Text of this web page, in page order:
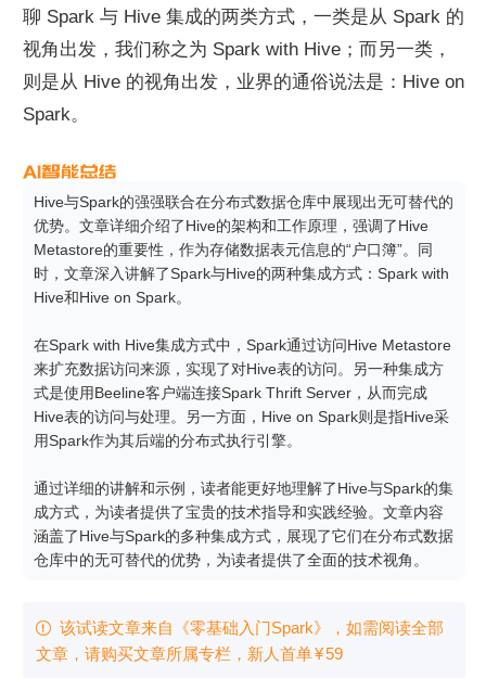
聊 Spark 与 Hive 集成的两类方式，一类是从 Spark 的
视角出发，我们称之为 Spark with Hive；而另一类，
则是从 Hive 的视角出发，业界的通俗说法是：Hive on
Spark。
Hive与Spark的强强联合在分布式数据仓库中展现出无可替代的
优势。文章详细介绍了Hive的架构和工作原理，强调了Hive
Metastore的重要性，作为存储数据表元信息的“户口簿”。同
时，文章深入讲解了Spark与Hive的两种集成方式：Spark with
Hive和Hive on Spark。
在Spark with Hive集成方式中，Spark通过访问Hive Metastore
来扩充数据访问来源，实现了对Hive表的访问。另一种集成方
式是使用Beeline客户端连接Spark Thrift Server，从而完成
Hive表的访问与处理。另一方面，Hive on Spark则是指Hive采
用Spark作为其后端的分布式执行引擎。
通过详细的讲解和示例，读者能更好地理解了Hive与Spark的集
成方式，为读者提供了宝贵的技术指导和实践经验。文章内容
涵盖了Hive与Spark的多种集成方式，展现了它们在分布式数据
仓库中的无可替代的优势，为读者提供了全面的技术视角。
 该试读文章来自《零基础入门Spark》，如需阅读全部
文章，请购买文章所属专栏 ，新⼈⾸单¥59